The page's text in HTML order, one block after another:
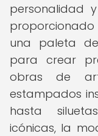
personalidad
proporcionado
una paleta
para crear
obras de
estampados
hasta
icónicas, la